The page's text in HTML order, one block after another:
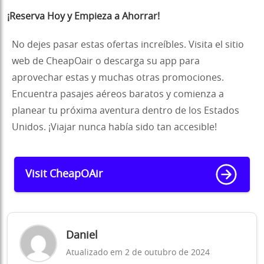
¡Reserva Hoy y Empieza a Ahorrar!
No dejes pasar estas ofertas increíbles. Visita el sitio
web de CheapOair o descarga su app para
aprovechar estas y muchas otras promociones.
Encuentra pasajes aéreos baratos y comienza a
planear tu próxima aventura dentro de los Estados
Unidos. ¡Viajar nunca había sido tan accesible!
Visit CheapOAir
Daniel
Atualizado em 2 de outubro de 2024